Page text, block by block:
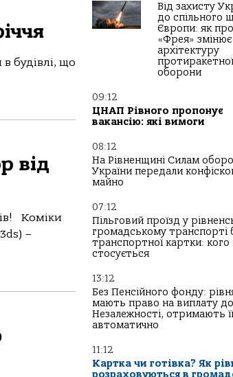
будівлі, що
від
Коміки
–
Від захисту
до спільного
Європи: як
«Фрея» змінює
архітектуру
протиракетної
оборони
09:12
ЦНАП Рівного пропонує
вакансію: які вимоги
08:12
На Рівненщині Силам
України передали
майно
07:12
Пільговий проїзд у
громадському транспорті
транспортної картки: кого
стосується
13:12
Без Пенсійного фонду:
мають право на виплату
Незалежності, отримають її
автоматично
11:12
Картка чи готівка? Як
розраховуються в